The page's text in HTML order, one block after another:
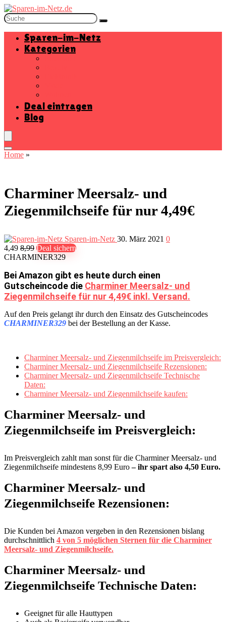
Sparen-im-Netz
Kategorien
Deal eintragen
Blog
Home »
Charminer Meersalz- und
Ziegenmilchseife für nur 4,49€
Sparen-im-Netz 30. März 2021 0
4,49 8,99 Deal sichern
CHARMINER329
Bei Amazon gibt es heute durch einen
Gutscheincode die Charminer Meersalz- und
Ziegenmilchseife für nur 4,49€ inkl. Versand.
Auf den Preis gelangt ihr durch den Einsatz des Gutscheincodes
CHARMINER329 bei der Bestellung an der Kasse.
Charminer Meersalz- und Ziegenmilchseife im Preisvergleich:
Charminer Meersalz- und Ziegenmilchseife Rezensionen:
Charminer Meersalz- und Ziegenmilchseife Technische
Daten:
Charminer Meersalz- und Ziegenmilchseife kaufen:
Charminer Meersalz- und
Ziegenmilchseife im Preisvergleich:
Im Preisvergleich zahlt man sonst für die Charminer Meersalz- und
Ziegenmilchseife mindestens 8,99 Euro– ihr spart also 4,50 Euro.
Charminer Meersalz- und
Ziegenmilchseife Rezensionen:
Die Kunden bei Amazon vergeben in den Rezensionen bislang
durchschnittlich 4 von 5 möglichen Sternen für die Charminer
Meersalz- und Ziegenmilchseife.
Charminer Meersalz- und
Ziegenmilchseife Technische Daten:
Geeignet für alle Hauttypen